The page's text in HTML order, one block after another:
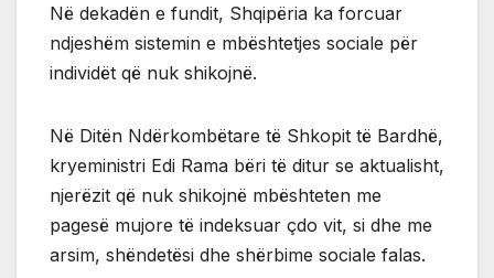
Në dekadën e fundit, Shqipëria ka forcuar
ndjeshëm sistemin e mbështetjes sociale për
individët që nuk shikojnë.
Në Ditën Ndërkombëtare të Shkopit të Bardhë,
kryeministri Edi Rama bëri të ditur se aktualisht,
njerëzit që nuk shikojnë mbështeten me
pagesë mujore të indeksuar çdo vit, si dhe me
arsim, shëndetësi dhe shërbime sociale falas.